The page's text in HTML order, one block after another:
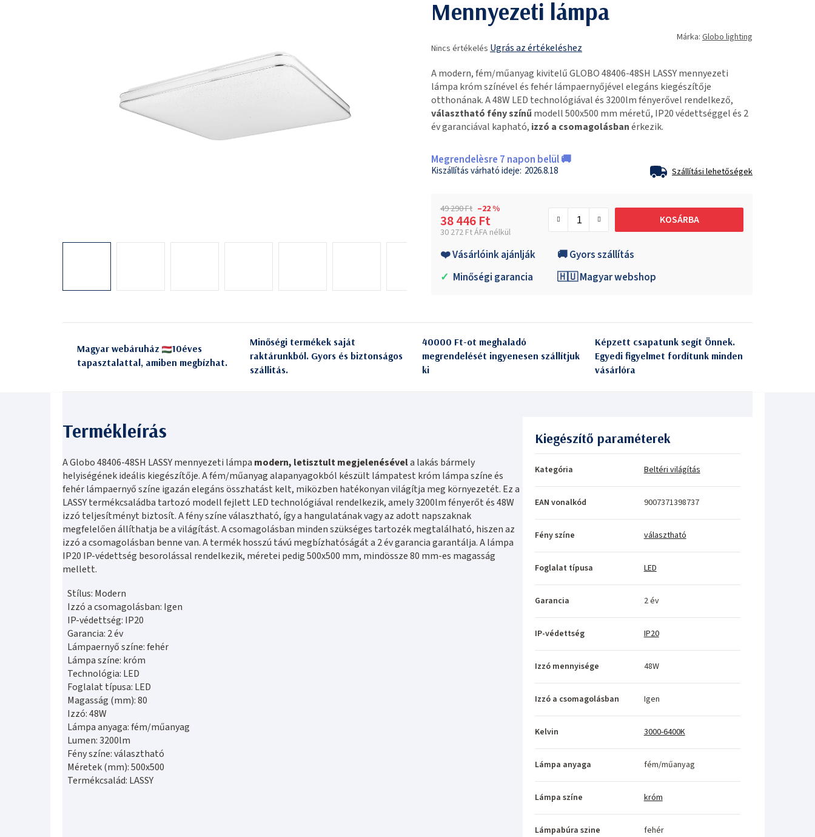
Mennyezeti lámpa
termék
értékelése
5-
ből
0,0
csillag.
Nincs értékelés Ugrás az értékeléshez
Márka: Globo lighting
A modern, fém/műanyag kivitelű GLOBO 48406-48SH LASSY mennyezeti
lámpa króm színével és fehér lámpaernyőjével elegáns kiegészítője
otthonának. A 48W LED technológiával és 3200lm fényerővel rendelkező,
választható fény színű modell 500x500 mm méretű, IP20 védettséggel és 2
év garanciával kapható, izzó a csomagolásbanérkezik.
Megrendelèsre 7 napon belül 🚚
2026.8.18 Szállítási lehetőségek
49 290 Ft –22 %
38 446 Ft
30 272 Ft ÁFA nélkül
KOSÁRBA
❤️ Vásárlóink ajánlják
🚚 Gyors szállítás
✓ Minőségi garancia 🇭🇺 Magyar webshop
Magyar webáruház
10éves
tapasztalattal, amiben megbízhat.
Minőségi termékek saját
raktárunkból. Gyors és biztonságos
szállitás.
40000 Ft-ot meghaladó
megrendelését ingyenesen szállítjuk
ki
Képzett csapatunk segít Önnek.
Egyedi figyelmet fordítunk minden
vásárlóra
A Globo 48406-48SH LASSY mennyezeti lámpa modern, letisztult megjelenésévela lakás bármely
helyiségének ideális kiegészítője. A fém/műanyag alapanyagokból készült lámpatest króm lámpa színe és
fehér lámpaernyő színe igazán elegáns összhatást kelt, miközben hatékonyan világítja meg környezetét. Ez a
LASSY termékcsaládba tartozó modell fejlett LED technológiával rendelkezik, amely 3200lm fényerőt és 48W
izzó teljesítményt biztosít. A fény színe választható, így a hangulatának vagy az adott napszaknak
megfelelően állíthatja be a világítást. A csomagolásban minden szükséges tartozék megtalálható, hiszen az
izzó a csomagolásban benne van. A termék hosszú távú megbízhatóságát a 2 év garancia garantálja. A lámpa
IP20 IP-védettség besorolással rendelkezik, méretei pedig 500x500 mm, mindössze 80 mm-es magasság
mellett.
Stílus: Modern
Izzó a csomagolásban: Igen
IP-védettség: IP20
Garancia: 2 év
Lámpaernyő színe: fehér
Lámpa színe: króm
Technológia: LED
Foglalat típusa: LED
Magasság (mm): 80
Izzó: 48W
Lámpa anyaga: fém/műanyag
Lumen: 3200lm
Fény színe: választható
Méretek (mm): 500x500
Termékcsalád: LASSY
Kiegészítő paraméterek
Kategória Beltéri világítás
EAN vonalkód 9007371398737
Fény színe választható
Foglalat típusa LED
Garancia 2 év
IP-védettség IP20
Izzó mennyisége 48W
Izzó a csomagolásban Igen
Kelvin 3000-6400K
Lámpa anyaga fém/műanyag
Lámpa színe króm
Lámpabúra szine fehér